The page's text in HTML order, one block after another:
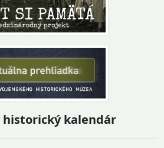
historický kalendár